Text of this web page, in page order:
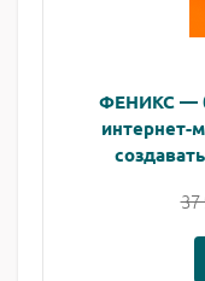
ФЕНИКС —
интернет-
37